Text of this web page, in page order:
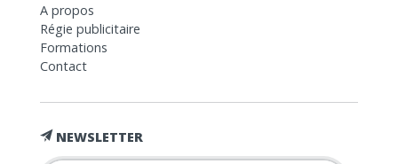
A propos
Régie publicitaire
Formations
Contact
NEWSLETTER